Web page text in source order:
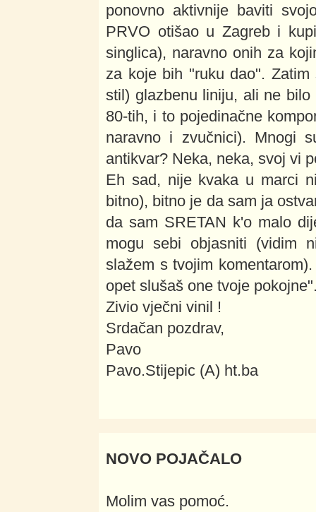
ponovno aktivnije baviti
PRVO otišao u Zagreb i
singlica), naravno onih za
za koje bih "ruku dao".
stil) glazbenu liniju, ali ne
80-tih, i to pojedinačne
naravno i zvučnici). Mnogi
antikvar? Neka, neka, svoj vi
Eh sad, nije kvaka u marci
bitno), bitno je da sam ja
da sam SRETAN k'o malo
mogu sebi objasniti (vidim
slažem s tvojim
opet slušaš one tvoje
Zivio vječni vinil !
Srdačan pozdrav,
Pavo
Pavo.Stijepic (A) ht.ba
NOVO POJAČALO
Molim vas pomoć.